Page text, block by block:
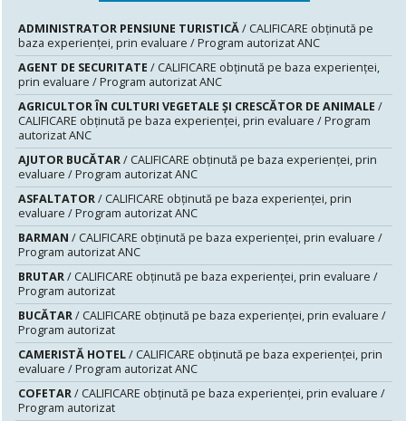
ADMINISTRATOR PENSIUNE TURISTICĂ/ CALIFICARE obținută pe
baza experienței, prin evaluare / Program autorizat ANC
AGENT DE SECURITATE / CALIFICARE obținută pe baza experienței,
prin evaluare / Program autorizat ANC
AGRICULTOR ÎN CULTURI VEGETALE ȘI CRESCĂTOR DE ANIMALE /
CALIFICARE obținută pe baza experienței, prin evaluare / Program
autorizat ANC
AJUTOR BUCĂTAR/ CALIFICARE obținută pe baza experienței, prin
evaluare / Program autorizat ANC
ASFALTATOR/ CALIFICARE obținută pe baza experienței, prin
evaluare / Program autorizat ANC
BARMAN / CALIFICARE obținută pe baza experienței, prin evaluare /
Program autorizat ANC
BRUTAR/ CALIFICARE obținută pe baza experienței, prin evaluare /
Program autorizat
BUCĂTAR/ CALIFICARE obținută pe baza experienței, prin evaluare /
Program autorizat
CAMERISTĂ HOTEL/ CALIFICARE obținută pe baza experienței, prin
evaluare / Program autorizat ANC
COFETAR/ CALIFICARE obținută pe baza experienței, prin evaluare /
Program autorizat